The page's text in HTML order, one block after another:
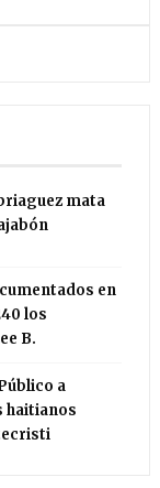
mata
en
los
B.
a
haitianos